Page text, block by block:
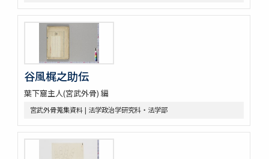
谷風梶之助伝
葉下窟主人(宮武外骨) 編
宮武外骨蒐集資料 | 法学政治学研究科・法学部